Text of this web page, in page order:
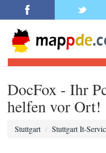
DocFox - Ihr
helfen vor Ort!
Stuttgart Stuttgart It-